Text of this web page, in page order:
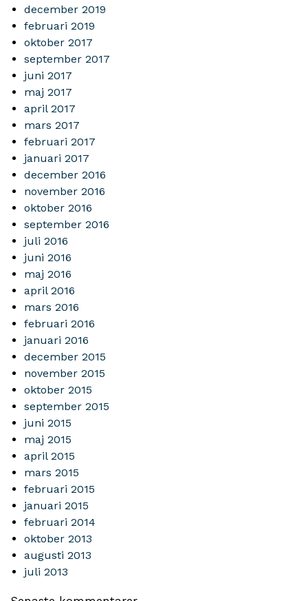
december 2019
februari 2019
oktober 2017
september 2017
juni 2017
maj 2017
april 2017
mars 2017
februari 2017
januari 2017
december 2016
november 2016
oktober 2016
september 2016
juli 2016
juni 2016
maj 2016
april 2016
mars 2016
februari 2016
januari 2016
december 2015
november 2015
oktober 2015
september 2015
juni 2015
maj 2015
april 2015
mars 2015
februari 2015
januari 2015
februari 2014
oktober 2013
augusti 2013
juli 2013